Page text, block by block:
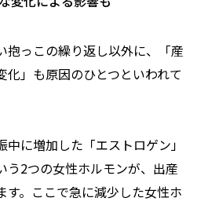
抱っこの繰り返し以外に、「産
」も原因のひとつといわれて
に増加した「エストロゲン」
う2つの女性ホルモンが、出産
す。ここで急に減少した女性ホ